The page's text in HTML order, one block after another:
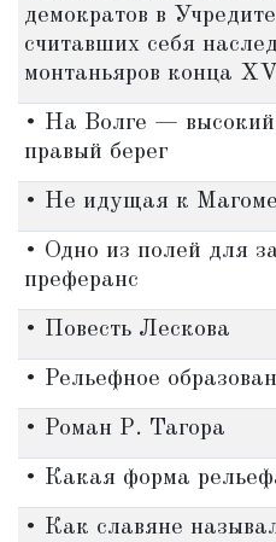
демократов в
считавших себя
монтаньяров конца
• На Волге — высокий
правый берег
• Не идущая к
• Одно из полей для
преферанс
• Повесть Лескова
• Рельефное
• Роман Р. Тагора
• Какая форма
• Как славяне